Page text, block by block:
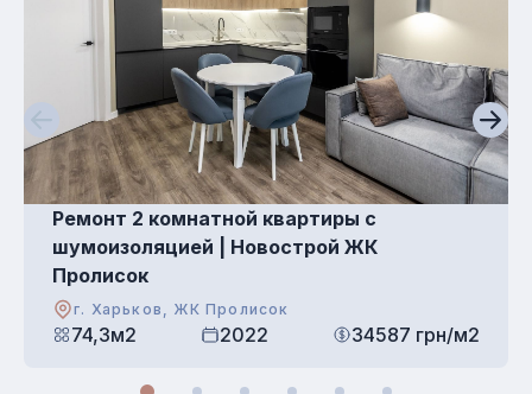
Ремонт 2 комнатной квартиры с
шумоизоляцией | Новострой ЖК
Пролисок
г. Харьков, ЖК Пролисок
74,3м2 2022 34587 грн/м2